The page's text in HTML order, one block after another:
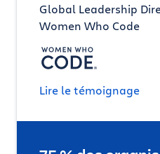
Global Leadership
Women Who Code
Lire le témoignage